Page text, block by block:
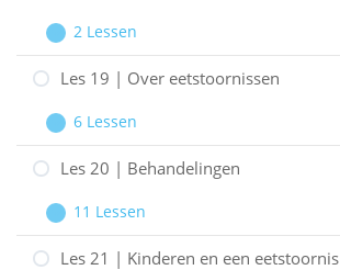
geloof
Financiën
en
Uitbreiden
Les
18
Privacy
gasten
2 Lessen
Les 19 | Over eetstoornissen
Uitbreiden
Les
19
Over
eetstoornissen
6 Lessen
Les 20 | Behandelingen
Uitbreiden
Les
20
11 Lessen
Les 21 | Kinderen en een eetstoornis